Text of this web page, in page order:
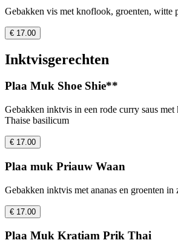
Gebakken vis met knoflook, groenten, witte
€ 17.00
Inktvisgerechten
Plaa Muk Shoe Shie**
Gebakken inktvis in een rode curry saus met
Thaise basilicum
€ 17.00
Plaa muk Priauw Waan
Gebakken inktvis met ananas en groenten in
€ 17.00
Plaa Muk Kratiam Prik Thai